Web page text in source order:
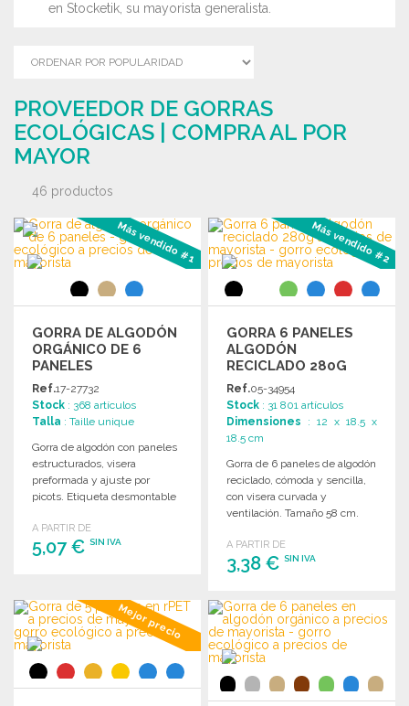
en Stocketik, su mayorista generalista.
PROVEEDOR DE GORRAS
ECOLÓGICAS | COMPRA AL POR
MAYOR
46 productos
Más vendido #1
GORRA DE ALGODÓN
ORGÁNICO DE 6
PANELES
Ref.17-27732
Stock : 368 artículos
Talla : Taille unique
Gorra de algodón con paneles
estructurados, visera
preformada y ajuste por
picots. Etiqueta desmontable
A PARTIR DE
5,07 € SIN IVA
Solicitar un presupuesto
Más vendido #2
GORRA 6 PANELES
ALGODÓN
RECICLADO 280G
Ref.05-34954
Stock : 31 801 artículos
Dimensiones : 12 x 18.5 x
18.5 cm
Gorra de 6 paneles de algodón
reciclado, cómoda y sencilla,
con visera curvada y
ventilación. Tamaño 58 cm.
A PARTIR DE
3,38 €SIN IVA
PEDIR
Solicitar un presupuesto
Mejor precio